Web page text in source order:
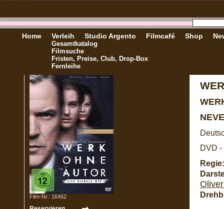
Home Verleih
Gesamtkatalog
Filmsuche
Fristen, Preise, Club, Drop-Box
Fernleihe
Studio Argento Filmcafé Shop
Film-Nr.: 16462
DVD -
Regie: